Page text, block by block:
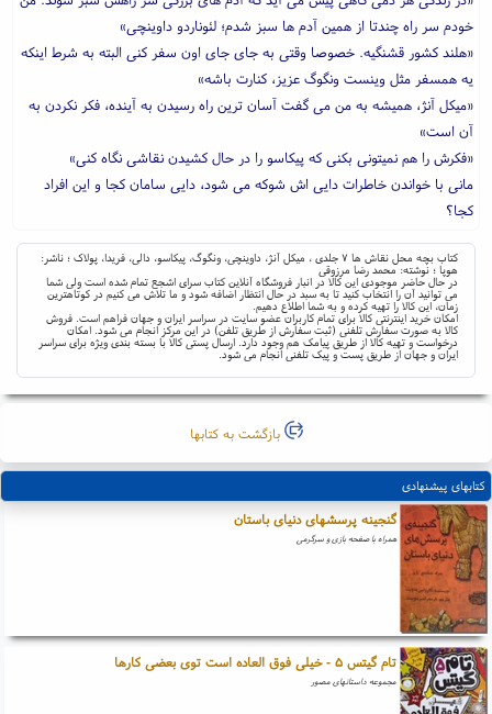
خودم سر راه چندتا از همین آدم ها سبز شدم؛ لئوناردو داوینچی»
«هلند کشور قشنگیه. خصوصا وقتی به جای جای اون سفر کنی البته به شرط اینکه
یه همسفر مثل وینست ونگوگ عزیز، کنارت باشه»
«میکل آنژ، همیشه به من می گفت آسان ترین راه رسیدن به آینده، فکر نکردن به
آن است»
«فکرش را هم نمیتونی بکنی که پیکاسو را در حال کشیدن نقاشی نگاه کنی»
مانی با خواندن خاطرات دایی اش شوکه می شود، دایی سامان کجا و این افراد
کجا؟
کتاب بچه محل نقاش ها ۷ جلدی ، میکل آنژ، داوینچی، ونگوگ، پیکاسو، دالی، فریدا، پولاک ؛ ناشر:
هوپا ؛ نوشته: محمد رضا مرزوقی
در حال حاضر موجودی این کالا در انبار فروشگاه آنلاین کتاب سرای اشجع تمام شده است ولی شما
می توانید آن را انتخاب کنید تا به سبد در حال انتظار اضافه شود و ما تلاش می کنیم در کوتاهترین
زمان، این کالا را تهیه کرده و به شما اطلاع دهیم.
امکان خرید اینترنتی کالا برای تمام کاربران عضو سایت در سراسر ایران و جهان فراهم است. فروش
کالا به صورت سفارش تلفنی (ثبت سفارش از طریق تلفن) در این مرکز انجام می شود. امکان
درخواست و تهیه کالا از طریق پیامک هم وجود دارد. ارسال پستی کالا با بسته بندی ویژه برای سراسر
ایران و جهان از طریق پست و پیک تلفنی انجام می شود.
بازگشت به کتابها
کتابهای پیشنهادی
گنجینه پرسشهای دنیای باستان
همراه با صفحه بازی و سرگرمی
تام گیتس ۵ - خیلی فوق العاده است توی بعضی کارها
مجموعه داستانهای مصور